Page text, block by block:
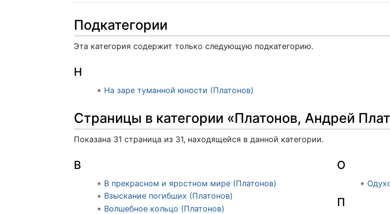
Подкатегории
Эта категория содержит только следующую подкатегорию.
Н
На заре туманной юности (Платонов)
Страницы в категории «Платонов, Андрей
Показана 31 страница из 31, находящейся в данной категории.
В
В прекрасном и яростном мире (Платонов)
Взыскание погибших (Платонов)
Волшебное кольцо (Платонов)
О
П